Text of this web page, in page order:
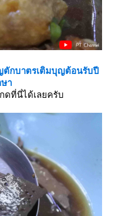
กบาตรเติมบุญต้อนรับปี
า
ดที่นี่ได้เลยครับ